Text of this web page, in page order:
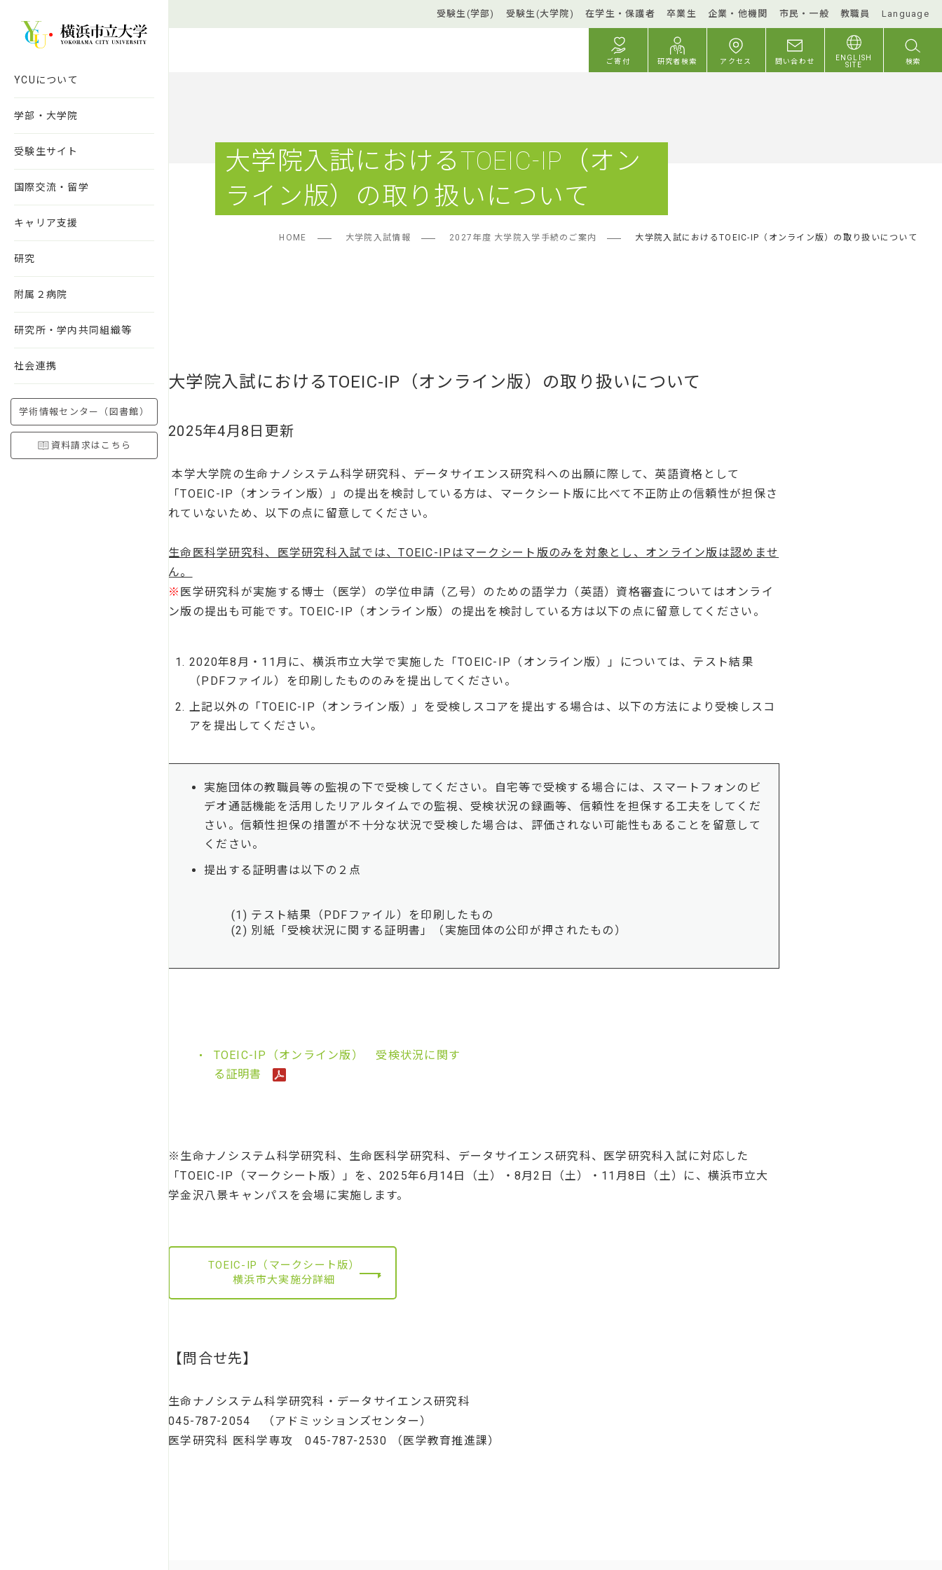
YCUについて
学部・大学院
受験生サイト
国際交流・留学
キャリア支援
研究
附属２病院
研究所・学内共同組織等
社会連携
学術情報センター（図書館）
資料請求はこちら
受験生(学部) 受験生(大学院) 在学生・保護者 卒業生 企業・他機関 市民・一般 教職員 Language
ご寄付 研究者検索 アクセス 問い合わせ
ENGLISH
SITE
検索
大学院入試におけるTOEIC-IP（オン
ライン版）の取り扱いについて
HOME 大学院入試情報 2027年度 大学院入学手続のご案内 大学院入試におけるTOEIC-IP（オンライン版）の取り扱いについて
大学院入試におけるTOEIC-IP（オンライン版）の取り扱いについて
2025年4月8日更新
本学大学院の生命ナノシステム科学研究科、データサイエンス研究科への出願に際して、英語資格として
「TOEIC-IP（オンライン版）」の提出を検討している方は、マークシート版に比べて不正防止の信頼性が担保さ
れていないため、以下の点に留意してください。
生命医科学研究科、医学研究科入試では、TOEIC-IPはマークシート版のみを対象とし、オンライン版は認めませ
ん。
※ 医学研究科が実施する博士（医学）の学位申請（乙号）のための語学力（英語）資格審査についてはオンライ
ン版の提出も可能です。TOEIC-IP（オンライン版）の提出を検討している方は以下の点に留意してください。
2020年8月・11月に、横浜市立大学で実施した「TOEIC-IP（オンライン版）」については、テスト結果
（PDFファイル）を印刷したもののみを提出してください。
上記以外の「TOEIC-IP（オンライン版）」を受検しスコアを提出する場合は、以下の方法により受検しスコ
アを提出してください。
実施団体の教職員等の監視の下で受検してください。自宅等で受検する場合には、スマートフォンのビ
デオ通話機能を活用したリアルタイムでの監視、受検状況の録画等、信頼性を担保する工夫をしてくだ
さい。信頼性担保の措置が不十分な状況で受検した場合は、評価されない可能性もあることを留意して
ください。
提出する証明書は以下の２点
(1) テスト結果（PDFファイル）を印刷したもの
(2) 別紙「受検状況に関する証明書」（実施団体の公印が押されたもの）
TOEIC-IP（オンライン版） 受検状況に関す
る証明書
※生命ナノシステム科学研究科、生命医科学研究科、データサイエンス研究科、医学研究科入試に対応した
「TOEIC-IP（マークシート版）」を、2025年6月14日（土）・8月2日（土）・11月8日（土）に、横浜市立大
学金沢八景キャンパスを会場に実施します。
TOEIC-IP（マークシート版）
横浜市大実施分詳細
【問合せ先】
生命ナノシステム科学研究科・データサイエンス研究科
045-787-2054 （アドミッションズセンター）
医学研究科 医科学専攻 045-787-2530 （医学教育推進課）